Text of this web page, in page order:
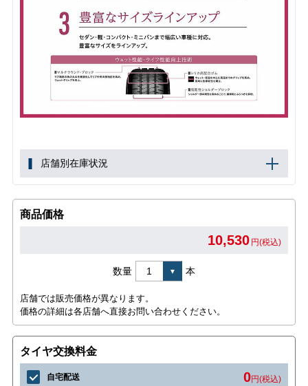
店舗別在庫状況
商品価格
10,530 円(税込)
数量 本
店舗では販売価格が異なります。
価格の詳細は各店舗へ直接お問い合わせください。
タイヤ交換料金
自宅配送 0円(税込)